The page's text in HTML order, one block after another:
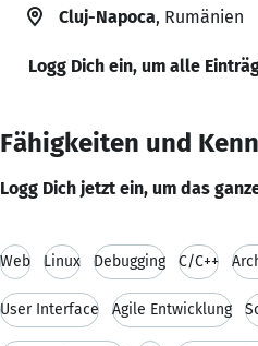
Cluj-Napoca, Rumänien
Logg Dich ein, um alle
Fähigkeiten und
Logg Dich jetzt ein, um das
Web Linux Debugging C/C++
User Interface Agile Entwicklung